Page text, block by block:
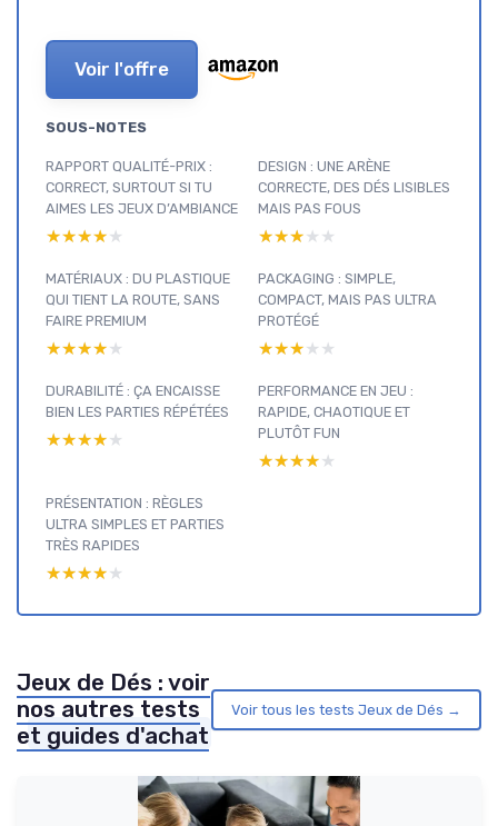
Voir l'offre
SOUS-NOTES
RAPPORT QUALITÉ-PRIX :
CORRECT, SURTOUT SI TU
AIMES LES JEUX D’AMBIANCE
★★★★★
★★★★★
DESIGN : UNE ARÈNE
CORRECTE, DES DÉS LISIBLES
MAIS PAS FOUS
★★★★★
★★★★★
MATÉRIAUX : DU PLASTIQUE
QUI TIENT LA ROUTE, SANS
FAIRE PREMIUM
★★★★★
★★★★★
PACKAGING : SIMPLE,
COMPACT, MAIS PAS ULTRA
PROTÉGÉ
★★★★★
★★★★★
DURABILITÉ : ÇA ENCAISSE
BIEN LES PARTIES RÉPÉTÉES
★★★★★
★★★★★
PERFORMANCE EN JEU :
RAPIDE, CHAOTIQUE ET
PLUTÔT FUN
★★★★★
★★★★★
PRÉSENTATION : RÈGLES
ULTRA SIMPLES ET PARTIES
TRÈS RAPIDES
★★★★★
★★★★★
Jeux de Dés : voir
nos autres tests
et guides d'achat
Voir tous les tests Jeux de Dés →